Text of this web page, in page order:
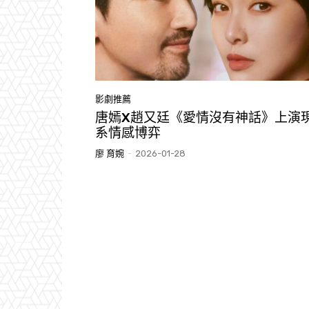
影劇推薦
唐嫣X趙又廷《愛情沒有神話》上演
系情感博弈
廖 育婉 - 2026-01-28